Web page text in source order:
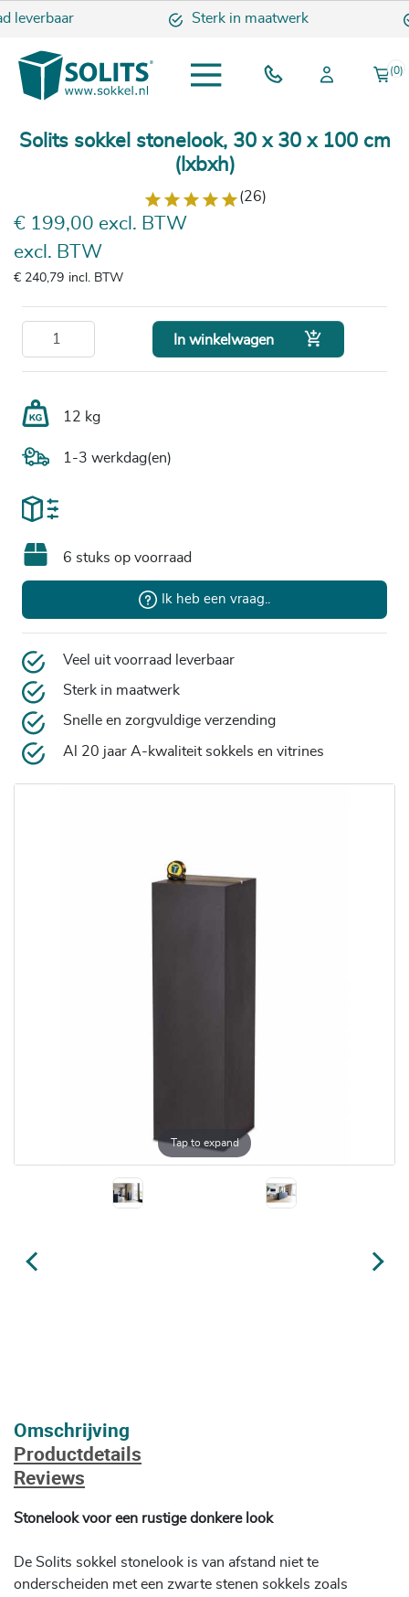
leverbaar Sterk in maatwerk
(0)
Tap to expand
Solits sokkel stonelook, 30 x 30 x 100 cm
(lxbxh)
(26)
€ 199,00 excl. BTW
excl. BTW
€ 240,79 incl. BTW
In winkelwagen 
12 kg
1-3 werkdag(en)
6 stuks op voorraad
Ik heb een vraag..
Veel uit voorraad leverbaar
Sterk in maatwerk
Snelle en zorgvuldige verzending
Al 20 jaar A-kwaliteit sokkels en vitrines
Omschrijving
Productdetails
Reviews
Stonelook voor een rustige donkere look
De Solits sokkel stonelook is van afstand niet te
onderscheiden met een zwarte stenen sokkels zoals